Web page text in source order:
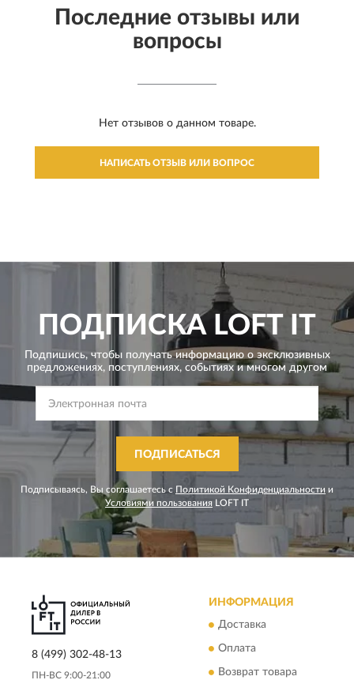
Последние отзывы или
вопросы
Нет отзывов о данном товаре.
НАПИСАТЬ ОТЗЫВ ИЛИ ВОПРОС
ПОДПИСКАLOFT IT
Подпишись, чтобы получать информацию о эксклюзивных
предложениях, поступлениях, событиях и многом другом
ПОДПИСАТЬСЯ
Подписываясь, Вы соглашаетесь с Политикой Конфиденциальности и
Условиями пользования LOFT IT
8 (499) 302-48-13
ПН-ВС 9:00-21:00
ИНФОРМАЦИЯ
Доставка
Оплата
Возврат товара